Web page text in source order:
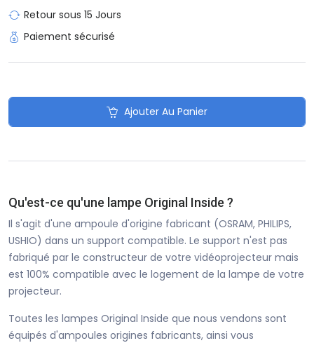
Retour sous 15 Jours
Paiement sécurisé
Ajouter Au Panier
Qu'est-ce qu'une lampe Original Inside ?
Il s'agit d'une ampoule d'origine fabricant (OSRAM, PHILIPS,
USHIO) dans un support compatible. Le support n'est pas
fabriqué par le constructeur de votre vidéoprojecteur mais
est 100% compatible avec le logement de la lampe de votre
projecteur.
Toutes les lampes Original Inside que nous vendons sont
équipés d'ampoules origines fabricants, ainsi vous